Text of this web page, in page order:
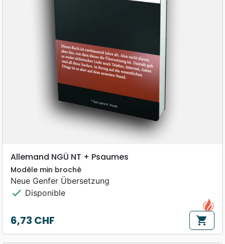
Allemand NGÜ NT + Psaumes
Modèle min broché
Neue Genfer Übersetzung
check Disponible
Prix
6,73 CHF shopping_cart